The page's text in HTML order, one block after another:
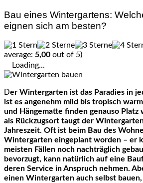
Bau eines Wintergartens:
eignen sich am besten?
average: 5,00 out of 5)
Loading...
Der Wintergarten ist das Paradies in jedem Eigenheim. Hier
ist es angenehm mild bis tropisch
und Hängematte finden genauso Platz
als Rückzugsort taugt der
Jahreszeit. Oft ist beim Bau des
Wintergarten eingeplant worden – er
meisten Fällen noch nachträglich
bevorzugt, kann natürlich auf eine
deren Service in Anspruch nehmen.
einen Wintergarten auch selbst